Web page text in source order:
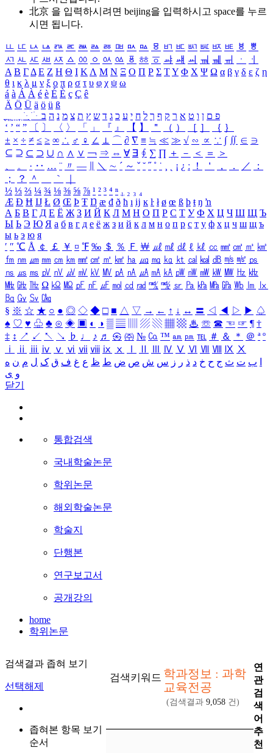
北京 을 입력하시려면 beijing을 입력하시고 space를 누르
시면 됩니다.
ㅥ ㅦ ㅧ ㅨ ㅩ ㅪ ㅫ ㅬ ㅭ ㅮ ㅯ ㅰ ㅱ ㅲ ㅳ ㅴ ㅵ ㅶ ㅷ ㅸ
ㅹ
ㅺ ㅻ ㅼ ㅽ ㅾ ㅿ ㆀ ㆁ ㆂ ㆃ ㆄ ㆅ ㆆ ㆇ ㆈ ㆉ ㆊ ㆋ ㆌ ㆍ
ㆎ
Α Β ΓΔ Ε Ζ Η Θ Ι ΚΛ Μ Ν Ξ Ο Π Ρ Σ ΤΥ Φ Χ Ψ Ω α β γ δ ε ζ η
θ ι κ λ μ ν ξ ο π ρ σ τ υ φ χ ψ ω
á à Á À é è É È ç Ç ê
Ä Ö Ü ä ö ü ß
ִֶֹ ֻּ ׁׂ פ ם ן ו ט א ר ק ף ך ל ח י ע כ ג ד ש ץ ת צ מ נ ה ב
‘ ’ “ ” 〔 〕 〈 〉 「 」 『 』 【 】 ＂ （ ） ［ ］ ｛ ｝
± × ÷ ≠ ≤ ≥ ∞ ∴ ♂ ♀ ∠ ⊥ ⌒ ∂ ∇ ≡ ≒ ≪ ≫ √ ∽ ∝ ∵ ∫ ∬ ∈ ∋
⊆ ⊇ ⊂ ⊃ ∪ ∩ ∧ ∨ ￢ ⇒ ⇔ ∀ ∃ ∮ ∑ ∏ ＋ － ＜ ＝
＞
、
。 · ‥ … ¨ 〃 ― ＼ ∼ ´ ～ ˇ ˘ ˝ ˚ ˙ ¸ ¡ ¿ ː ！ ＇ ， ． ／
：
；
？ ＾ ｀
½ ⅓ ⅔ ¼ ¾ ⅛ ⅜ ⅝ ⅞ ¹ ² ³ ⁴ ⁿ ₁ ₂ ₃ ₄
Æ Ð Ħ Ĳ Ł Ø Œ Þ Ŧ Ŋ æ đ ð ħ ı ĳ ĸ ŀ ł ø œ ß þ ŧ ŋ ŉ
А Б В Г Д Е Ё Ж З И Й К Л М Н О П Р С Т У Ф Х Ц Ч Ш Щ Ъ
Ы Ь Э Ю Я а б в г д е ё ж з и й к л м н о п р с т у ф х ц ч ш щ ъ
ы ь э ю я
′ ″ ℃ Å ￠ ￡ ￥ ¤ ℉ ‰ ＄ ％ Ｆ ￦ ㎕ ㎖ ㎗ ℓ ㎘ ㏄ ㎣ ㎤ ㎥ ㎦
㎙ ㎚ ㎛ ㎜ ㎝ ㎞ ㎟ ㎠ ㎡ ㎢ ㏊ ㎍ ㎎ ㎏ ㏏ ㎈ ㎉ ㏈ ㎧ ㎨ ㎰
㎱ ㎲ ㎳ ㎴ ㎵ ㎶ ㎷ ㎸ ㎹ ㎀ ㎁ ㎂ ㎃ ㎄ ㎺ ㎻ ㎽ ㎾ ㎿ ㎐ ㎑
㎒ ㎓ ㎔ Ω ㏀ ㏁ ㎊ ㎋ ㎌ ㏖ ㏅ ㎭ ㎮ ㎯ ㏛ ㎩ ㎪ ㎫ ㎬ ㏝ ㏐
㏓
㏃ ㏉ ㏜ ㏆
§ ※ ☆ ★ ○ ● ◎ ◇ ◆ □ ■ △ ▽ → ← ↑ ↓ ↔ 〓 ◁ ◀ ▷ ▶ ♤
♠ ♡ ♥ ♧ ♣ ⊙ ◈ ▣ ◐ ◑ ▒ ▤ ▨ ▧ ▦ ▩ ♨ ☏ ☎ ☜ ☞ ¶ †
‡ ↕ ↗ ↙ ↖ ↘ ♭ ♩ ♪ ♬ ㉿ ㈜ № ㏇ ™ ㏂ ㏘ ℡ ＃ ＆ ＊ ＠ ª º
ⅰ
ⅱ ⅲ ⅳ ⅴ ⅵ ⅶ ⅷ ⅸ ⅹ Ⅳ Ⅴ Ⅵ Ⅶ Ⅷ Ⅸ Ⅹ
ب ت ث ج ح خ د ذ ر ز س ش ص ض ط ظ ع غ ف ق ک ل م ن ه
و ی
닫기
통합검색
국내학술논문
학위논문
해외학술논문
학술지
단행본
연구보고서
공개강의
home
학위논문
검색결과 좁혀 보기
선택해제
좁혀본 항목 보기
순서
검색키워드 학과정보 : 과학
교육전공
(검색결과 9,058 건)
연
관
검
색
어
추
천